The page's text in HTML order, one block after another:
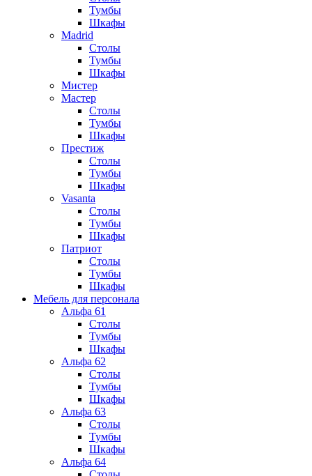
Тумбы
Шкафы
Madrid
Столы
Тумбы
Шкафы
Мистер
Мастер
Столы
Тумбы
Шкафы
Престиж
Столы
Тумбы
Шкафы
Vasanta
Столы
Тумбы
Шкафы
Патриот
Столы
Тумбы
Шкафы
Мебель для персонала
Альфа 61
Столы
Тумбы
Шкафы
Альфа 62
Столы
Тумбы
Шкафы
Альфа 63
Столы
Тумбы
Шкафы
Альфа 64